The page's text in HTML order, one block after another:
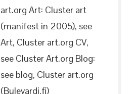
art.org Art: Cluster art
(manifest in 2005), see
Art, Cluster art.org CV,
see Cluster Art.org Blog:
see blog, Cluster art.org
(Bulevardi.fi)